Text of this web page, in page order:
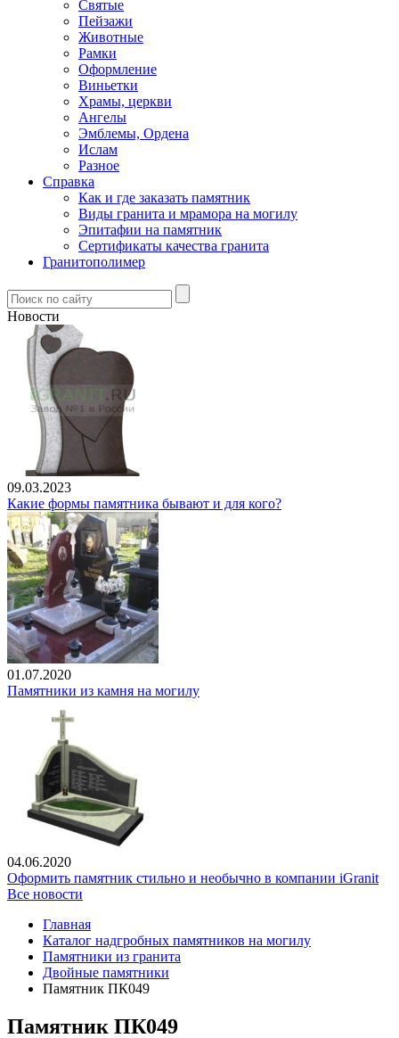
Святые
Пейзажи
Животные
Рамки
Оформление
Виньетки
Храмы, церкви
Ангелы
Эмблемы, Ордена
Ислам
Разное
Справка
Как и где заказать памятник
Виды гранита и мрамора на могилу
Эпитафии на памятник
Сертификаты качества гранита
Гранитополимер
Новости
09.03.2023
Какие формы памятника бывают и для кого?
01.07.2020
Памятники из камня на могилу
04.06.2020
Оформить памятник стильно и необычно в компании iGranit
Все новости
Главная
Каталог надгробных памятников на могилу
Памятники из гранита
Двойные памятники
Памятник ПК049
Памятник ПК049